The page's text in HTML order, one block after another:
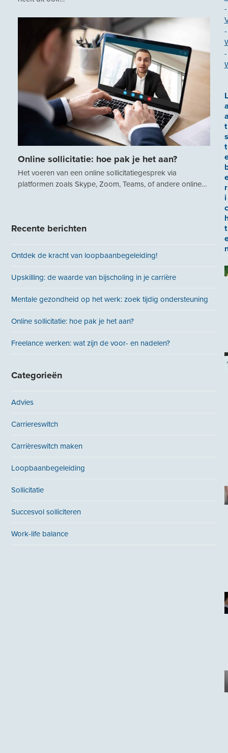
Online sollicitatie: hoe pak je het aan?
Het voeren van een online sollicitatiegesprek via
platformen zoals Skype, Zoom, Teams, of andere online…
Recente berichten
Ontdek de kracht van loopbaanbegeleiding!
Upskilling: de waarde van bijscholing in je carrière
Mentale gezondheid op het werk: zoek tijdig ondersteuning
Online sollicitatie: hoe pak je het aan?
Freelance werken: wat zijn de voor- en nadelen?
Categorieën
Advies
Carriereswitch
Carrièreswitch maken
Loopbaanbegeleiding
Sollicitatie
Succesvol solliciteren
Work-life balance
-
-
-
L
t
s
t
r
i
c
t